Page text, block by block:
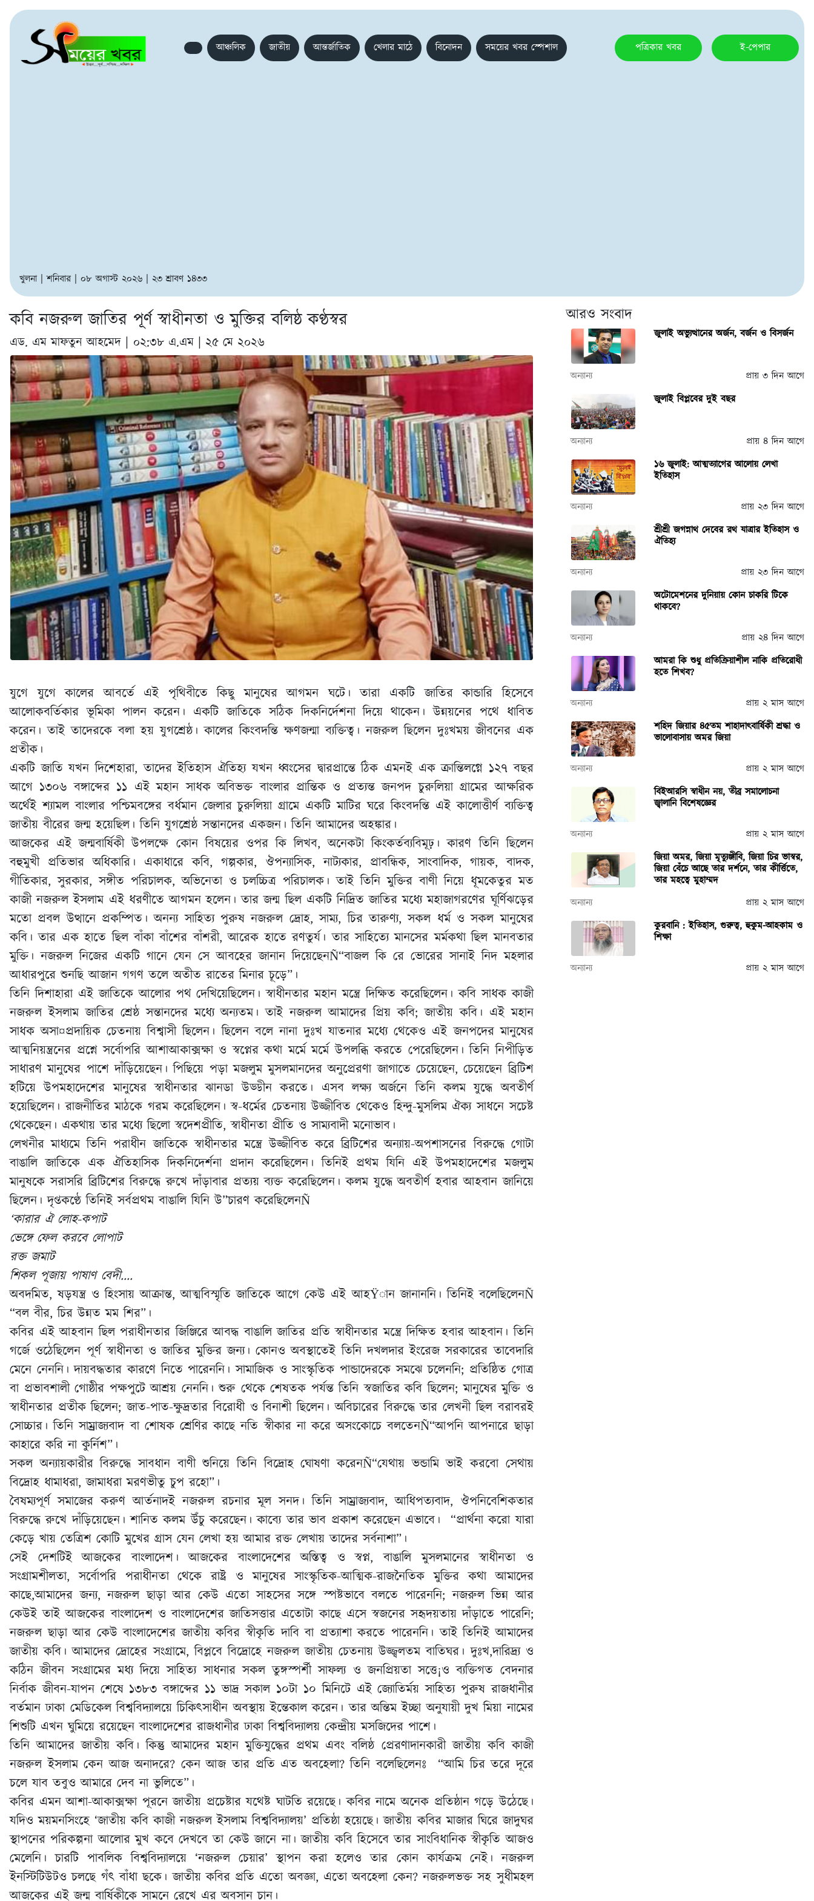
আঞ্চলিক জাতীয় আন্তর্জাতিক খেলার মাঠে বিনোদন সময়ের খবর স্পেশাল পত্রিকার খবর ই-পেপার
খুলনা | শনিবার | ০৮ অগাস্ট ২০২৬ | ২৩ শ্রাবণ ১৪৩৩
কবি নজরুল জাতির পূর্ণ স্বাধীনতা ও মুক্তির বলিষ্ঠ কণ্ঠস্বর
এড. এম মাফতুন আহমেদ | ০২:৩৮ এ.এম | ২৫ মে ২০২৬
যুগে যুগে কালের আবর্তে এই পৃথিবীতে কিছু মানুষের আগমন ঘটে। তারা একটি জাতির কান্ডারি হিসেবে
আলোকবর্তিকার ভূমিকা পালন করেন। একটি জাতিকে সঠিক দিকনির্দেশনা দিয়ে থাকেন। উন্নয়নের পথে ধাবিত
করেন। তাই তাদেরকে বলা হয় যুগশ্রেষ্ঠ। কালের কিংবদন্তি ক্ষণজন্মা ব্যক্তিত্ব। নজরুল ছিলেন দুঃখময় জীবনের এক
প্রতীক।
একটি জাতি যখন দিশেহারা, তাদের ইতিহাস ঐতিহ্য যখন ধ্বংসের দ্বারপ্রান্তে ঠিক এমনই এক ক্রান্তিলগ্নে ১২৭ বছর
আগে ১৩০৬ বঙ্গাব্দের ১১ এই মহান সাধক অবিভক্ত বাংলার প্রান্তিক ও প্রত্যন্ত জনপদ চুরুলিয়া গ্রামের আক্ষরিক
অর্থেই শ্যামল বাংলার পশ্চিমবঙ্গের বর্ধমান জেলার চুরুলিয়া গ্রামে একটি মাটির ঘরে কিংবদন্তি এই কালোত্তীর্ণ ব্যক্তিত্ব
জাতীয় বীরের জন্ম হয়েছিল। তিনি যুগশ্রেষ্ঠ সন্তানদের একজন। তিনি আমাদের অহঙ্কার।
আজকের এই জন্মবার্ষিকী উপলক্ষে কোন বিষয়ের ওপর কি লিখব, অনেকটা কিংকর্তব্যবিমূঢ়। কারণ তিনি ছিলেন
বহুমুখী প্রতিভার অধিকারি। একাধারে কবি, গল্পকার, ঔপন্যাসিক, নাট্যকার, প্রাবন্ধিক, সাংবাদিক, গায়ক, বাদক,
গীতিকার, সুরকার, সঙ্গীত পরিচালক, অভিনেতা ও চলচ্চিত্র পরিচালক। তাই তিনি মুক্তির বাণী নিয়ে ধূমকেতুর মত
কাজী নজরুল ইসলাম এই ধরণীতে আগমন হলেন। তার জন্ম ছিল একটি নিদ্রিত জাতির মধ্যে মহাজাগরণের ঘূর্ণিঝড়ের
মতো প্রবল উত্থানে প্রকম্পিত। অনন্য সাহিত্য পুরুষ নজরুল দ্রোহ, সাম্য, চির তারুণ্য, সকল ধর্ম ও সকল মানুষের
কবি। তার এক হাতে ছিল বাঁকা বাঁশের বাঁশরী, আরেক হাতে রণতুর্য। তার সাহিত্যে মানসের মর্মকথা ছিল মানবতার
মুক্তি। নজরুল নিজের একটি গানে যেন সে আবহের জানান দিয়েছেনÑ“বাজল কি রে ভোরের সানাই নিদ মহলার
আধারপুরে শুনছি আজান গগণ তলে অতীত রাতের মিনার চূড়ে”।
তিনি দিশাহারা এই জাতিকে আলোর পথ দেখিয়েছিলেন। স্বাধীনতার মহান মন্ত্রে দিক্ষিত করেছিলেন। কবি সাধক কাজী
নজরুল ইসলাম জাতির শ্রেষ্ঠ সন্তানদের মধ্যে অন্যতম। তাই নজরুল আমাদের প্রিয় কবি; জাতীয় কবি। এই মহান
সাধক অসা¤প্রদায়িক চেতনায় বিশ্বাসী ছিলেন। ছিলেন বলে নানা দুঃখ যাতনার মধ্যে থেকেও এই জনপদের মানুষের
আত্মনিয়ন্ত্রনের প্রশ্নে সর্বোপরি আশাআকাক্সক্ষা ও স্বপ্নের কথা মর্মে মর্মে উপলব্ধি করতে পেরেছিলেন। তিনি নিপীড়িত
সাধারণ মানুষের পাশে দাঁড়িয়েছেন। পিছিয়ে পড়া মজলুম মুসলমানদের অনুপ্রেরণা জাগাতে চেয়েছেন, চেয়েছেন ব্রিটিশ
হটিয়ে উপমহাদেশের মানুষের স্বাধীনতার ঝানডা উড্ডীন করতে। এসব লক্ষ্য অর্জনে তিনি কলম যুদ্ধে অবতীর্ণ
হয়েছিলেন। রাজনীতির মাঠকে গরম করেছিলেন। স্ব-ধর্মের চেতনায় উজ্জীবিত থেকেও হিন্দু-মুসলিম ঐক্য সাধনে সচেষ্ট
থেকেছেন। একথায় তার মধ্যে ছিলো স্বদেশপ্রীতি, স্বাধীনতা প্রীতি ও সাম্যবাদী মনোভাব।
লেখনীর মাধ্যমে তিনি পরাধীন জাতিকে স্বাধীনতার মন্ত্রে উজ্জীবিত করে ব্রিটিশের অন্যায়-অপশাসনের বিরুদ্ধে গোটা
বাঙালি জাতিকে এক ঐতিহাসিক দিকনিদের্শনা প্রদান করেছিলেন। তিনিই প্রথম যিনি এই উপমহাদেশের মজলুম
মানুষকে সরাসরি ব্রিটিশের বিরুদ্ধে রুখে দাঁড়াবার প্রত্যয় ব্যক্ত করেছিলেন। কলম যুদ্ধে অবতীর্ণ হবার আহবান জানিয়ে
ছিলেন। দৃপ্তকণ্ঠে তিনিই সর্বপ্রথম বাঙালি যিনি উ”চারণ করেছিলেনÑ
‘কারার ঐ লোহ-কপাট
ভেঙ্গে ফেল করবে লোপাট
রক্ত জমাট
শিকল পূজায় পাষাণ বেদী....
অবদমিত, ষড়যন্ত্র ও হিংসায় আক্রান্ত, আত্মবিস্মৃতি জাতিকে আগে কেউ এই আহŸান জানাননি। তিনিই বলেছিলেনÑ
“বল বীর, চির উন্নত মম শির”।
কবির এই আহবান ছিল পরাধীনতার জিঞ্জিরে আবদ্ধ বাঙালি জাতির প্রতি স্বাধীনতার মন্ত্রে দিক্ষিত হবার আহবান। তিনি
গর্জে ওঠেছিলেন পূর্ণ স্বাধীনতা ও জাতির মুক্তির জন্য। কোনও অবস্থাতেই তিনি দখলদার ইংরেজ সরকারের তাবেদারি
মেনে নেননি। দায়বদ্ধতার কারণে নিতে পারেননি। সামাজিক ও সাংস্কৃতিক পান্ডাদেরকে সমঝে চলেননি; প্রতিষ্ঠিত গোত্র
বা প্রভাবশালী গোষ্ঠীর পক্ষপুটে আশ্রয় নেননি। শুরু থেকে শেষতক পর্যন্ত তিনি স্বজাতির কবি ছিলেন; মানুষের মুক্তি ও
স্বাধীনতার প্রতীক ছিলেন; জাত-পাত-ক্ষুদ্রতার বিরোধী ও বিনাশী ছিলেন। অবিচারের বিরুদ্ধে তার লেখনী ছিল বরাবরই
সোচ্চার। তিনি সাম্রাজ্যবাদ বা শোষক শ্রেণির কাছে নতি স্বীকার না করে অসংকোচে বলতেনÑ“আপনি আপনারে ছাড়া
কাহারে করি না কুর্নিশ”।
সকল অন্যায়কারীর বিরুদ্ধে সাবধান বাণী শুনিয়ে তিনি বিদ্রোহ ঘোষণা করেনÑ“যেথায় ভন্ডামি ভাই করবো সেথায়
বিদ্রোহ ধামাধরা, জামাধরা মরণভীতু চুপ রহো”।
বৈষম্যপূর্ণ সমাজের করুণ আর্তনাদই নজরুল রচনার মূল সনদ। তিনি সাম্রাজ্যবাদ, আধিপত্যবাদ, ঔপনিবেশিকতার
বিরুদ্ধে রুখে দাঁড়িয়েছেন। শানিত কলম উঁচু করেছেন। কাব্যে তার ভাব প্রকাশ করেছেন এভাবে। “প্রার্থনা করো যারা
কেড়ে খায় তেত্রিশ কোটি মুখের গ্রাস যেন লেখা হয় আমার রক্ত লেখায় তাদের সর্বনাশা”।
সেই দেশটিই আজকের বাংলাদেশ। আজকের বাংলাদেশের অস্তিত্ব ও স্বপ্ন, বাঙালি মুসলমানের স্বাধীনতা ও
সংগ্রামশীলতা, সর্বোপরি পরাধীনতা থেকে রাষ্ট্র ও মানুষের সাংস্কৃতিক-আত্মিক-রাজনৈতিক মুক্তির কথা আমাদের
কাছে,আমাদের জন্য, নজরুল ছাড়া আর কেউ এতো সাহসের সঙ্গে স্পষ্টভাবে বলতে পারেননি; নজরুল ভিন্ন আর
কেউই তাই আজকের বাংলাদেশ ও বাংলাদেশের জাতিসত্তার এতোটা কাছে এসে স্বজনের সহৃদয়তায় দাঁড়াতে পারেনি;
নজরুল ছাড়া আর কেউ বাংলাদেশের জাতীয় কবির স্বীকৃতি দাবি বা প্রত্যাশা করতে পারেননি। তাই তিনিই আমাদের
জাতীয় কবি। আমাদের দ্রোহের সংগ্রামে, বিপ্লবে বিদ্রোহে নজরুল জাতীয় চেতনায় উজ্জ্বলতম বাতিঘর। দুঃখ,দারিদ্র্য ও
কঠিন জীবন সংগ্রামের মধ্য দিয়ে সাহিত্য সাধনার সকল তুঙ্গস্পর্শী সাফল্য ও জনপ্রিয়তা সত্তে¡ও ব্যক্তিগত বেদনার
নির্বাক জীবন-যাপন শেষে ১৩৮৩ বঙ্গাব্দের ১১ ভাদ্র সকাল ১০টা ১০ মিনিটে এই জ্যোতির্ময় সাহিত্য পুরুষ রাজধানীর
বর্তমান ঢাকা মেডিকেল বিশ্ববিদ্যালয়ে চিকিৎসাধীন অবস্থায় ইন্তেকাল করেন। তার অন্তিম ইচ্ছা অনুযায়ী দুখ মিয়া নামের
শিশুটি এখন ঘুমিয়ে রয়েছেন বাংলাদেশের রাজধানীর ঢাকা বিশ্ববিদ্যালয় কেন্দ্রীয় মসজিদের পাশে।
তিনি আমাদের জাতীয় কবি। কিন্তু আমাদের মহান মুক্তিযুদ্ধের প্রথম এবং বলিষ্ঠ প্রেরণাদানকারী জাতীয় কবি কাজী
নজরুল ইসলাম কেন আজ অনাদরে? কেন আজ তার প্রতি এত অবহেলা? তিনি বলেছিলেনঃ “আমি চির তরে দূরে
চলে যাব তবুও আমারে দেব না ভুলিতে”।
কবির এমন আশা-আকাক্সক্ষা পূরনে জাতীয় প্রচেষ্টার যথেষ্ট ঘাটতি রয়েছে। কবির নামে অনেক প্রতিষ্ঠান গড়ে উঠেছে।
যদিও ময়মনসিংহে ‘জাতীয় কবি কাজী নজরুল ইসলাম বিশ্ববিদ্যালয়’ প্রতিষ্ঠা হয়েছে। জাতীয় কবির মাজার ঘিরে জাদুঘর
স্থাপনের পরিকল্পনা আলোর মুখ কবে দেখবে তা কেউ জানে না। জাতীয় কবি হিসেবে তার সাংবিধানিক স্বীকৃতি আজও
মেলেনি। চারটি পাবলিক বিশ্ববিদ্যালয়ে ‘নজরুল চেয়ার’ স্থাপন করা হলেও তার কোন কার্যক্রম নেই। নজরুল
ইনস্টিটিউটও চলছে গঁৎ বাঁধা ছকে। জাতীয় কবির প্রতি এতো অবজ্ঞা, এতো অবহেলা কেন? নজরুলভক্ত সহ সুধীমহল
আজকের এই জন্ম বার্ষিকীকে সামনে রেখে এর অবসান চান।
আরও সংবাদ
জুলাই অভ্যুত্থানের অর্জন, বর্জন ও বিসর্জন
অন্যান্য
প্রায় ৩ দিন আগে
জুলাই বিপ্লবের দুই বছর
অন্যান্য
প্রায় ৪ দিন আগে
১৬ জুলাই: আত্মত্যাগের আলোয় লেখা
ইতিহাস
অন্যান্য
প্রায় ২৩ দিন আগে
শ্রীশ্রী জগন্নাথ দেবের রথ যাত্রার ইতিহাস ও
ঐতিহ্য
অন্যান্য
প্রায় ২৩ দিন আগে
অটোমেশনের দুনিয়ায় কোন চাকরি টিকে
থাকবে?
অন্যান্য
প্রায় ২৪ দিন আগে
আমরা কি শুধু প্রতিক্রিয়াশীল নাকি প্রতিরোধী
হতে শিখব?
অন্যান্য
প্রায় ২ মাস আগে
শহিদ জিয়ার ৪৫তম শাহাদাৎবার্ষিকী শ্রদ্ধা ও
ভালোবাসায় অমর জিয়া
অন্যান্য
প্রায় ২ মাস আগে
বিইআরসি স্বাধীন নয়, তীব্র সমালোচনা
জ্বালানি বিশেষজ্ঞের
অন্যান্য
প্রায় ২ মাস আগে
জিয়া অমর, জিয়া মৃত্যুঞ্জীবি, জিয়া চির ভাস্বর,
জিয়া বেঁচে আছে তার দর্শনে, তার কীর্ত্তিতে,
তার মহত্বে মুহাম্মদ
অন্যান্য
প্রায় ২ মাস আগে
কুরবানি : ইতিহাস, গুরুত্ব, হুকুম-আহকাম ও
শিক্ষা
অন্যান্য প্রায় ২ মাস আগে